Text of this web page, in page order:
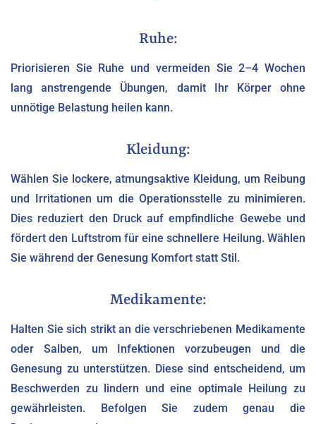
Ruhe:
Priorisieren Sie Ruhe und vermeiden Sie 2–4 Wochen
lang anstrengende Übungen, damit Ihr Körper ohne
unnötige Belastung heilen kann.
Kleidung:
Wählen Sie lockere, atmungsaktive Kleidung, um Reibung
und Irritationen um die Operationsstelle zu minimieren.
Dies reduziert den Druck auf empfindliche Gewebe und
fördert den Luftstrom für eine schnellere Heilung. Wählen
Sie während der Genesung Komfort statt Stil.
Medikamente:
Halten Sie sich strikt an die verschriebenen Medikamente
oder Salben, um Infektionen vorzubeugen und die
Genesung zu unterstützen. Diese sind entscheidend, um
Beschwerden zu lindern und eine optimale Heilung zu
gewährleisten. Befolgen Sie zudem genau die